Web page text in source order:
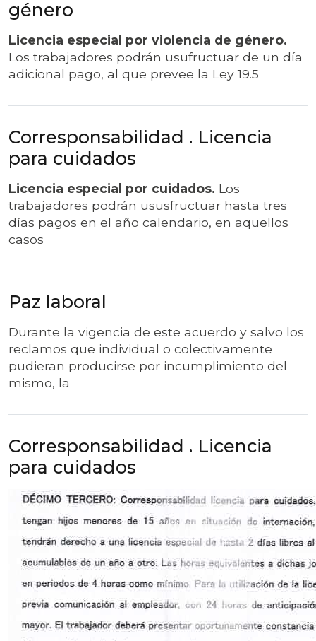
género
Licencia especial por violencia de género.
Los trabajadores podrán usufructuar de un día
adicional pago, al que prevee la Ley 19.5
Corresponsabilidad . Licencia
para cuidados
Licencia especial por cuidados. Los
trabajadores podrán ususfructuar hasta tres
días pagos en el año calendario, en aquellos
casos
Paz laboral
Durante la vigencia de este acuerdo y salvo los
reclamos que individual o colectivamente
pudieran producirse por incumplimiento del
mismo, la
Corresponsabilidad . Licencia
para cuidados